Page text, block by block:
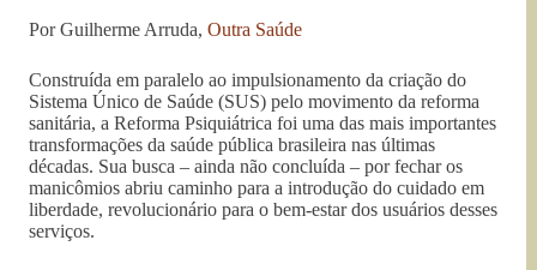
Por Guilherme Arruda, Outra Saúde
Construída em paralelo ao impulsionamento da criação do
Sistema Único de Saúde (SUS) pelo movimento da reforma
sanitária, a Reforma Psiquiátrica foi uma das mais importantes
transformações da saúde pública brasileira nas últimas
décadas. Sua busca – ainda não concluída – por fechar os
manicômios abriu caminho para a introdução do cuidado em
liberdade, revolucionário para o bem-estar dos usuários desses
serviços.